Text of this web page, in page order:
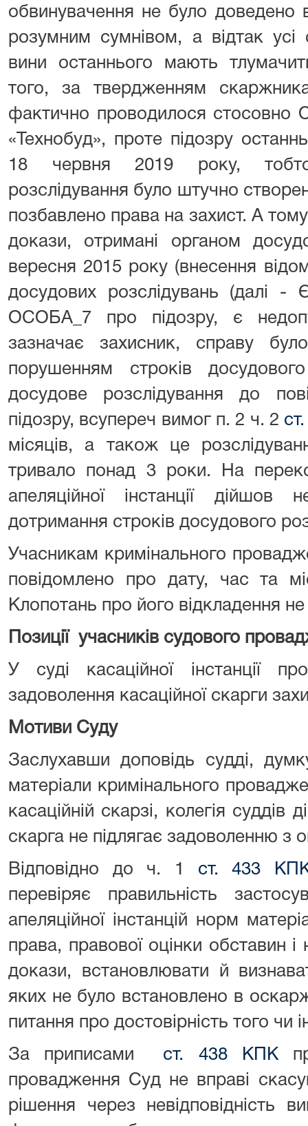
обвинувачення не було доведено
розумним сумнівом, а відтак усі
вини останнього мають
того, за твердженням
фактично проводилося
«Технобуд», проте підозру
18 червня 2019 року,
розслідування було штучно
позбавлено права на захист. А
докази, отримані органом
вересня 2015 року (внесення
досудових розслідувань (далі
ОСОБА_7 про підозру, є
зазначає захисник, справу
порушенням строків
досудове розслідування до
підозру, всупереч вимог п. 2 ч. 2
місяців, а також це
тривало понад 3 роки. На
апеляційної інстанції дійшов
дотримання строків досудового
Учасникам кримінального
повідомлено про дату, час та
Клопотань про його відкладення
Позиції учасників судового
У суді касаційної інстанції
задоволення касаційної скарги
Мотиви Суду
Заслухавши доповідь судді,
матеріали кримінального
касаційній скарзі, колегія
скарга не підлягає задоволенню з
Відповідно до ч. 1 ст. 433
перевіряє правильність
апеляційної інстанцій норм
права, правової оцінки обставин
докази, встановлювати й
яких не було встановлено в
питання про достовірність того чи
За приписами ст. 438 КПК
провадження Суд не вправі
рішення через невідповідність